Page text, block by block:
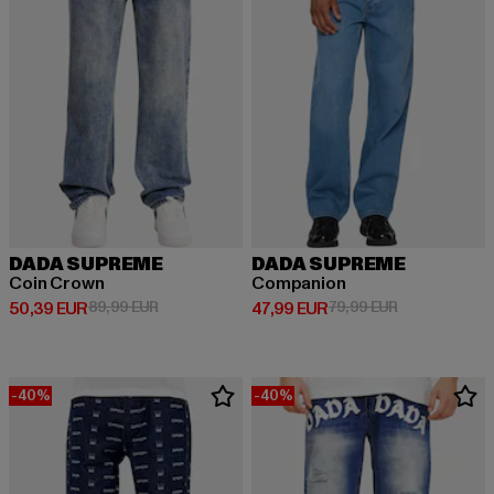
DADA SUPREME
Coin Crown
50,39 EUR
Derzeitiger Preis: 50,39 EUR
89,99 EURAktionspreis: 89,99 EUR
DADA SUPREME
Companion
47,99 EUR
Derzeitiger Preis: 47,99 EUR
79,99 EURAktionspreis:
-40% -40%